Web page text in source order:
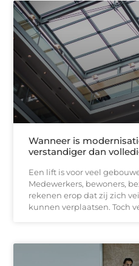
Wanneer is
verstandiger dan
Een lift is voor veel
Medewerkers, bewoners,
rekenen erop dat zij zich
kunnen verplaatsen. Toch